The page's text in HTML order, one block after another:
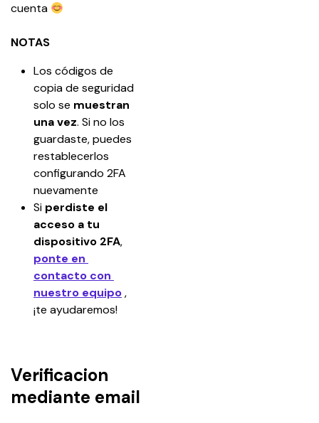
cuenta
NOTAS
Los códigos de
copia de seguridad
solo se muestran
una vez. Si no los
guardaste, puedes
restablecerlos
configurando 2FA
nuevamente
Si perdiste el
acceso a tu
dispositivo 2FA,
ponte en
contacto con
nuestro equipo,
¡te ayudaremos!
Verificacion
mediante email